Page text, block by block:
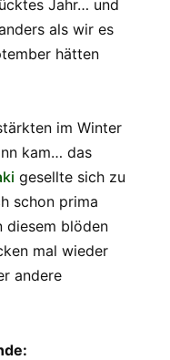
Jahr… und
als wir es
hätten
im Winter
kam… das
gesellte sich zu
schon prima
diesem blöden
mal wieder
andere